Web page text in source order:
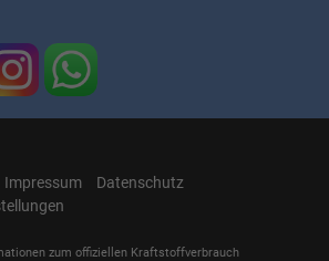
Impressum
Datenschutz
zum offiziellen Kraftstoffverbrauch